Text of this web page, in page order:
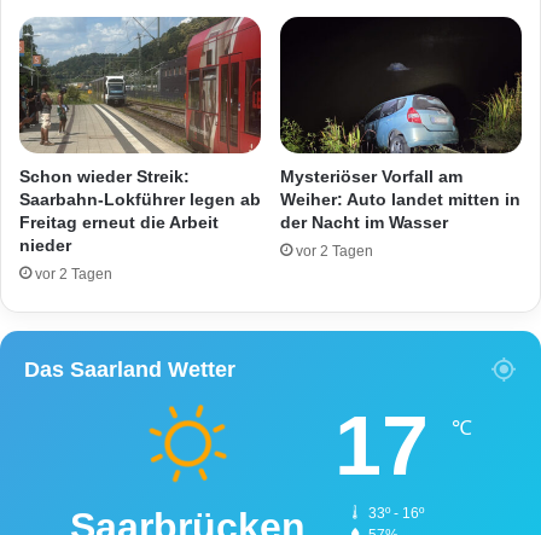
e
L
i
t
e
r
b
i
l
l
S
c
h
u
l
e
–
G
r
o
Schon wieder Streik:
Saarbahn-Lokführer legen ab
Freitag erneut die Arbeit
nieder
vor 2 Tagen
Mysteriöser Vorfall am
Weiher: Auto landet mitten in
der Nacht im Wasser
vor 2 Tagen
Das Saarland Wetter
17 ℃
33º - 16º